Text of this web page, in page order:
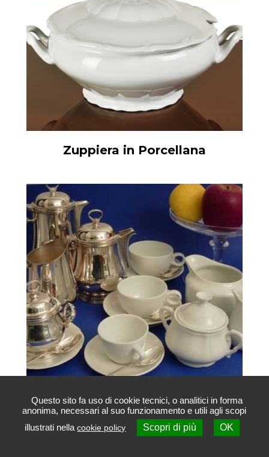
Zuppiera in Porcellana
Set completi da tè e da caffè
Contattaci
Questo sito fa uso di cookie tecnici, o analitici in forma
anonima, necessari al suo funzionamento e utili agli scopi
illustrati nellacookie policy Scopri di più OK